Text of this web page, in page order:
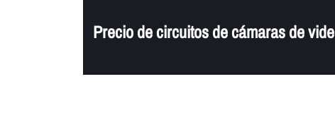
Precio de circuitos de cámaras de